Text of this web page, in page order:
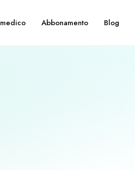
Abbonamento Blog